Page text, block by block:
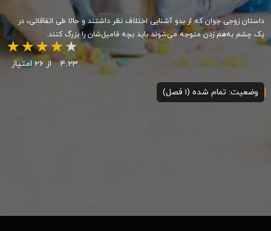
داستان زوجی جوان که از بدو آشنایی اختلاف نظر داشتند و حالا طی اتفاقاتی، در
یک چشم به‌هم زدن متوجه می‌شوند باید بچه فامیل‌شان را بزرگ کنند.
4.23 از 26 امتیاز
وضعیت: تمام شده (1 فصل)